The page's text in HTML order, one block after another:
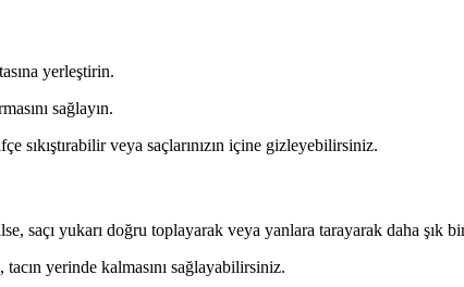
yerleştirin.
sağlayın.
sıkıştırabilir veya saçlarınızın içine gizleyebilirsiniz.
saçı yukarı doğru toplayarak veya yanlara tarayarak daha şık
yerinde kalmasını sağlayabilirsiniz.